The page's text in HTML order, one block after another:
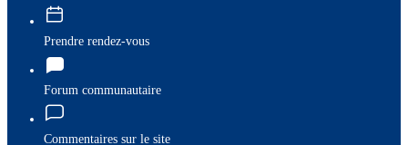
Prendre rendez-vous
Forum communautaire
Commentaires sur le site